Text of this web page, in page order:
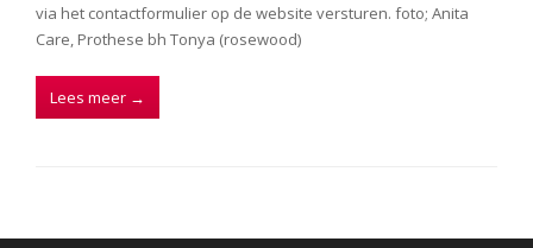
via het contactformulier op de website versturen. foto; Anita
Care, Prothese bh Tonya (rosewood)
Lees meer →